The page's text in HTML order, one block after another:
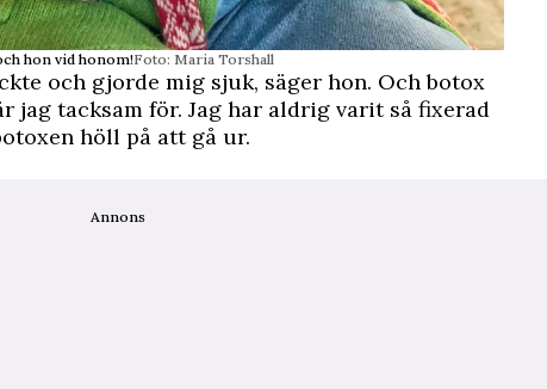
hon vid honom!Foto: Maria Torshall
och gjorde mig sjuk, säger hon. Och botox
jag tacksam för. Jag har aldrig varit så fixerad
höll på att gå ur.
Annons